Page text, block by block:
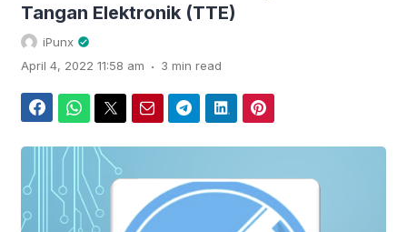
Tangan Elektronik (TTE)
iPunx
April 4, 2022 11:58 am . 3 min read